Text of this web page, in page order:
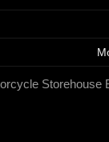
Storehouse